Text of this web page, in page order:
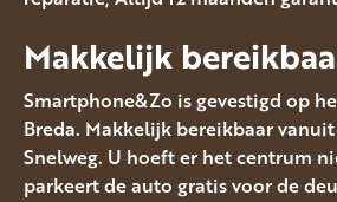
Makkelijk
Smartphone&Zo is gevestigd op
Breda. Makkelijk bereikbaar
Snelweg. U hoeft er het centrum
parkeert de auto gratis voor de